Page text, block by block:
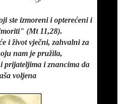
ste izmoreni i opterećeni i
(Mt 11,28).
i život vječni, zahvalni za
nam je pružila,
prijateljima i znancima da
voljena